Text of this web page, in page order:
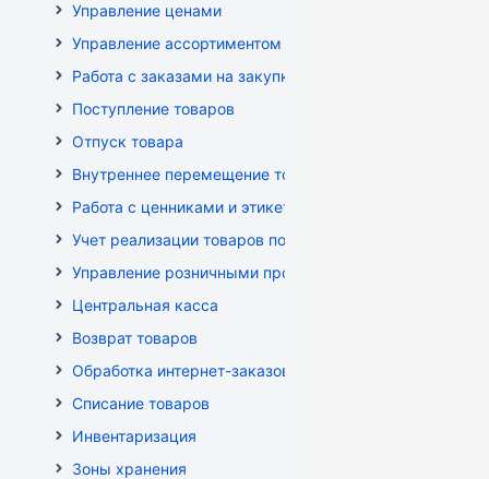
Управление ценами
Управление ассортиментом магазинов
Работа с заказами на закупку
Поступление товаров
Отпуск товара
Внутреннее перемещение товаров
Работа с ценниками и этикетками
Учет реализации товаров по кассе
Управление розничными продажами
Центральная касса
Возврат товаров
Обработка интернет-заказов
Списание товаров
Инвентаризация
Зоны хранения